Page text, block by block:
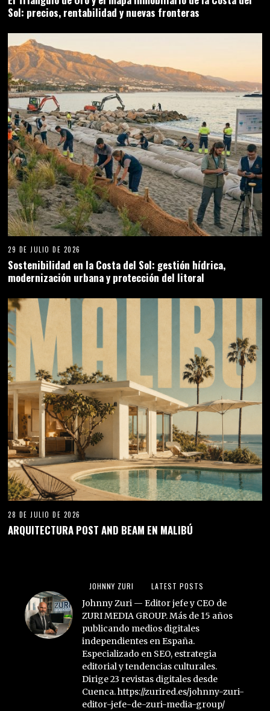
Sol: precios, rentabilidad y nuevas fronteras
29 DE JULIO DE 2026
Sostenibilidad en la Costa del Sol: gestión hídrica,
modernización urbana y protección del litoral
28 DE JULIO DE 2026
ARQUITECTURA POST AND BEAM EN MALIBÚ
JOHNNY ZURI LATEST POSTS
Johnny Zuri — Editor jefe y CEO de
ZURI MEDIA GROUP. Más de 15 años
publicando medios digitales
independientes en España.
Especializado en SEO, estrategia
editorial y tendencias culturales.
Dirige 23 revistas digitales desde
Cuenca. https://zurired.es/johnny-zuri-
editor-jefe-de-zuri-media-group/